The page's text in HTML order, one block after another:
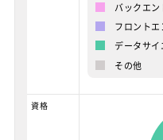
バックエン
フロントエ
データサイ
その他
資格